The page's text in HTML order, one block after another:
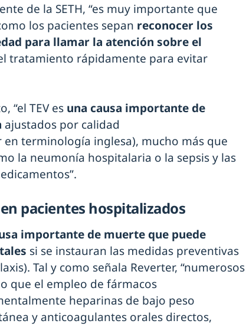
de la SETH, “es muy importante que
los pacientes sepan reconocer los
para llamar la atención sobre el
tratamiento rápidamente para evitar
“el TEV es una causa importante de
ajustados por calidad
en terminología inglesa), mucho más que
la neumonía hospitalaria o la sepsis y las
pacientes hospitalizados
importante de muerte que puede
si se instauran las medidas preventivas
Tal y como señala Reverter, “numerosos
que el empleo de fármacos
heparinas de bajo peso
y anticoagulantes orales directos,